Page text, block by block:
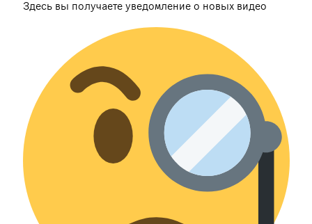
Здесь вы получаете уведомление о новых видео